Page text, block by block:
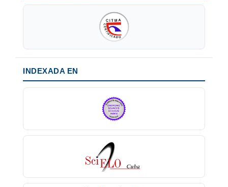
INDEXADA EN